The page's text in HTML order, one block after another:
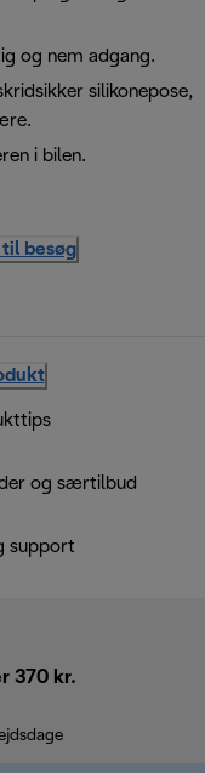
og nem adgang.
silikonepose,
i bilen.
besøg
og særtilbud
support
370 kr.